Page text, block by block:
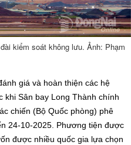
kiểm soát không lưu. Ảnh: Phạm
giá và hoàn thiện các hệ
khi Sân bay Long Thành chính
chiến (Bộ Quốc phòng) phê
24-10-2025. Phương tiện được
được nhiều quốc gia lựa chọn